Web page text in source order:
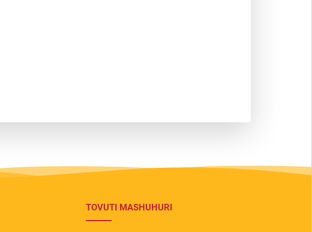
TOVUTI MASHUHURI